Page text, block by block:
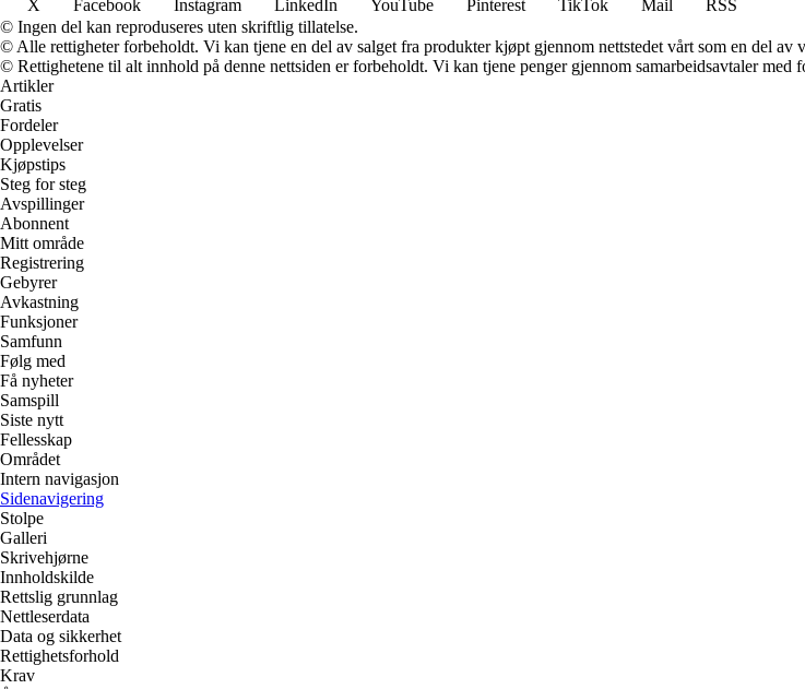
X
Facebook Instagram LinkedIn YouTube Pinterest TikTok Mail
RSS
© Ingen del kan reproduseres uten skriftlig tillatelse.
© Alle rettigheter forbeholdt. Vi kan tjene en del av salget fra produkter kjøpt gjennom nettstedet vårt som en del av
© Rettighetene til alt innhold på denne nettsiden er forbeholdt. Vi kan tjene penger gjennom samarbeidsavtaler
Artikler
Gratis
Fordeler
Opplevelser
Kjøpstips
Steg for steg
Avspillinger
Abonnent
Mitt område
Registrering
Gebyrer
Avkastning
Funksjoner
Samfunn
Følg med
Få nyheter
Samspill
Siste nytt
Fellesskap
Området
Intern navigasjon
Sidenavigering
Stolpe
Galleri
Skrivehjørne
Innholdskilde
Rettslig grunnlag
Nettleserdata
Data og sikkerhet
Rettighetsforhold
Krav